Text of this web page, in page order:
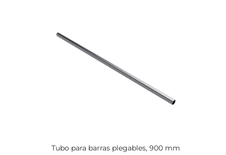
Tubo para barras plegables, 900 mm